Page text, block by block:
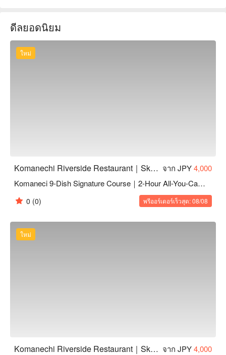
anyone!
【How to Enjoy Kushikatsu】
Dip the sauce only once! Our original sauce blend is our pride
—go ahead and compare with others!
ดีลยอดนิยม
ใหม่
Komanechi Riverside Restaurant｜Skewered Cutlets｜Kushikatsu จาก JPY4,000
Komaneci 9-Dish Signature Course｜2-Hour All-You-Can-Drink
0 (0) พรีออร์เดอร์เร็วสุด: 08/08
ใหม่
Komanechi Riverside Restaurant｜Skewered Cutlets｜Kushikatsu จาก JPY4,000